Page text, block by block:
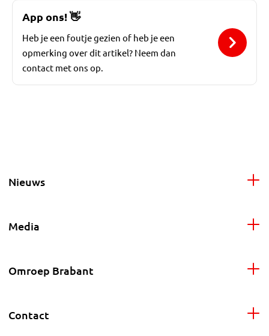
App ons!👋
Heb je een foutje gezien of heb je een
opmerking over dit artikel? Neem dan
contact met ons op.
Nieuws
Media
Omroep Brabant
Contact